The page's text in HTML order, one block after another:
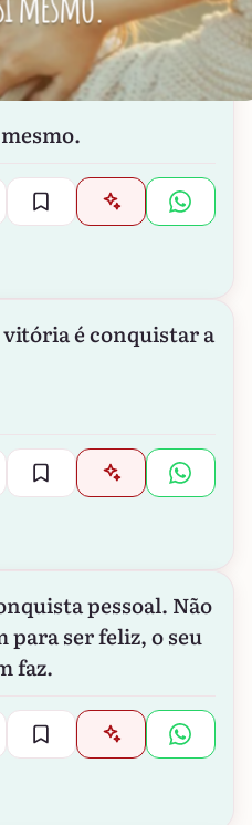
é conquistar a
pessoal. Não
ser feliz, o seu
faz.